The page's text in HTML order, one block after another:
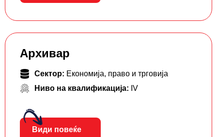
Архивар
Сектор: Економија, право и трговија
Ниво на квалификација: IV
Види повеќе